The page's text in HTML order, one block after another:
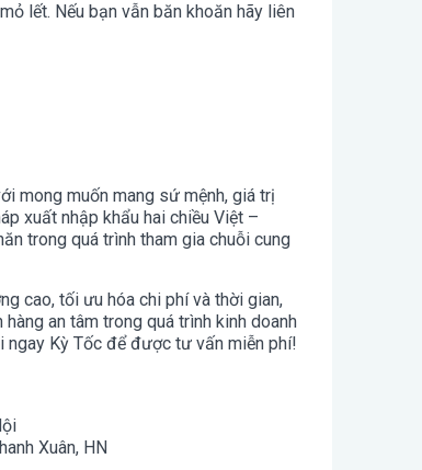
lết. Nếu bạn vẫn băn khoăn hãy liên
mong muốn mang sứ mệnh, giá trị
xuất nhập khẩu hai chiều Việt –
trong quá trình tham gia chuỗi cung
cao, tối ưu hóa chi phí và thời gian,
an tâm trong quá trình kinh doanh
Kỳ Tốc để được tư vấn miễn phí!
Xuân, HN